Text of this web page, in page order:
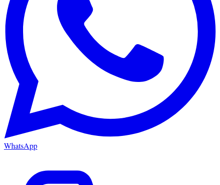
WhatsApp